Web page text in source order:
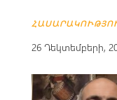
26 Դեկտեմբերի,